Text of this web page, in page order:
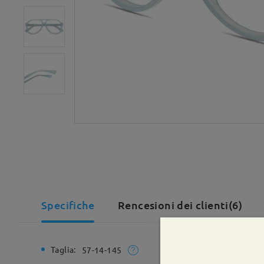
Specifiche Rencesioni dei clienti(6)
Taglia: 57-14-145